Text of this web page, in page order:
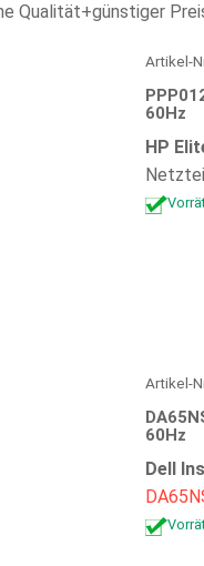
Qualität+günstiger
Artikel-
60Hz
HP
Artikel-
60Hz
Dell